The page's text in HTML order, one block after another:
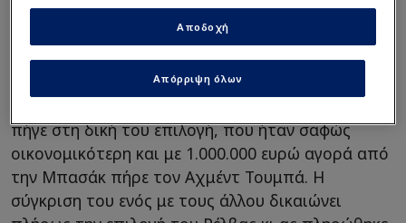
Δεύτερον, ο Ρέλβας αποτελούσε την Νο1 επιλογή
στον Παναθηναϊκό για τη θέση
του αριστεροπόδαρου στόπερ. Ο Γιάννης
Παπαδημητρίου όμως, έκρινε πολλά
πήγε στη δική του επιλογή, που ήταν σαφώς
οικονομικότερη και με 1.000.000 ευρώ αγορά από
την Μπασάκ πήρε τον Αχμέντ Τουμπά. Η
σύγκριση του ενός με τους άλλου δικαιώνει
Απόρριψη όλων
Αποδοχή